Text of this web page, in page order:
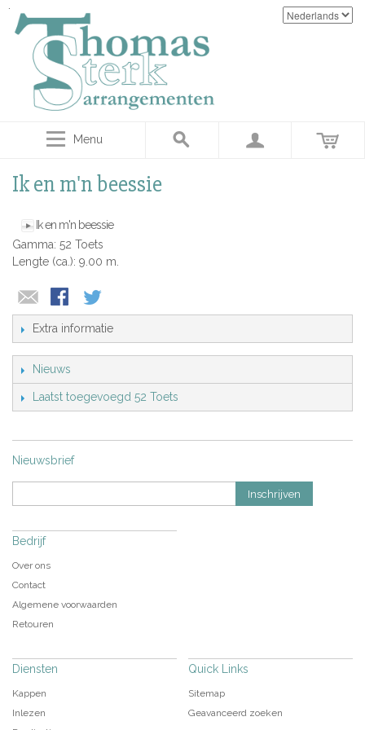
Menu
Ik en m'n beessie
Ik en m'n beessie
Gamma: 52 Toets
Lengte (ca.): 9.00 m.
Extra informatie
Nieuws
Laatst toegevoegd 52 Toets
Nieuwsbrief
Inschrijven
Bedrijf
Over ons
Contact
Algemene voorwaarden
Retouren
Diensten
Kappen
Inlezen
Quick Links
Sitemap
Geavanceerd zoeken